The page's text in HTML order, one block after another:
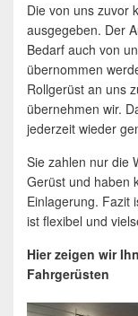
Die von uns zuvor
ausgegeben. Der
Bedarf auch von
übernommen
Rollgerüst an uns
übernehmen wir.
jederzeit wieder
Sie zahlen nur die
Gerüst und haben
Einlagerung. Fazit
ist flexibel und
Hier zeigen wir
Fahrgerüsten